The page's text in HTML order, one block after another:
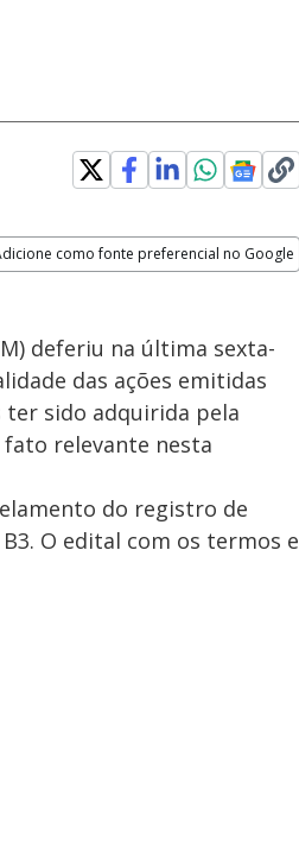
como fonte preferencial no Google
deferiu na última sexta-
das ações emitidas
ter sido adquirida pela
relevante nesta
do registro de
O edital com os termos e